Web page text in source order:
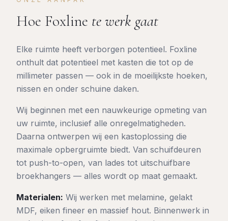
Hoe Foxline te werk gaat
Elke ruimte heeft verborgen potentieel. Foxline
onthult dat potentieel met kasten die tot op de
millimeter passen — ook in de moeilijkste hoeken,
nissen en onder schuine daken.
Wij beginnen met een nauwkeurige opmeting van
uw ruimte, inclusief alle onregelmatigheden.
Daarna ontwerpen wij een kastoplossing die
maximale opbergruimte biedt. Van schuifdeuren
tot push-to-open, van lades tot uitschuifbare
broekhangers — alles wordt op maat gemaakt.
Materialen: Wij werken met melamine, gelakt
MDF, eiken fineer en massief hout. Binnenwerk in